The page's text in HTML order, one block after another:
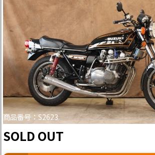
商品番号：S2623
SOLD OUT